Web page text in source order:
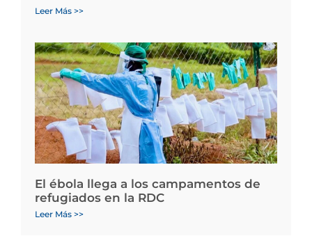
Leer Más >>
El ébola llega a los campamentos de
refugiados en la RDC
Leer Más >>